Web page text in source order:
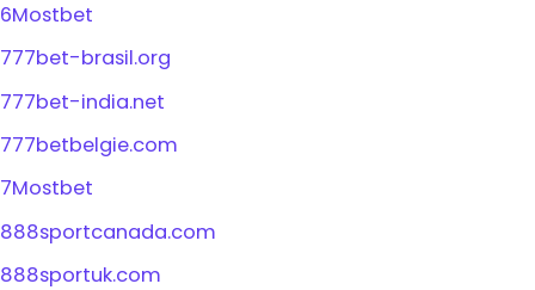
6Mostbet
777bet-brasil.org
777bet-india.net
777betbelgie.com
7Mostbet
888sportcanada.com
888sportuk.com